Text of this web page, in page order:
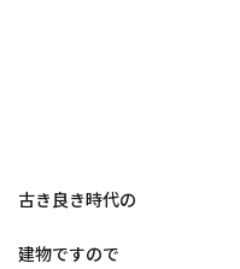
古き良き時代の
建物ですので